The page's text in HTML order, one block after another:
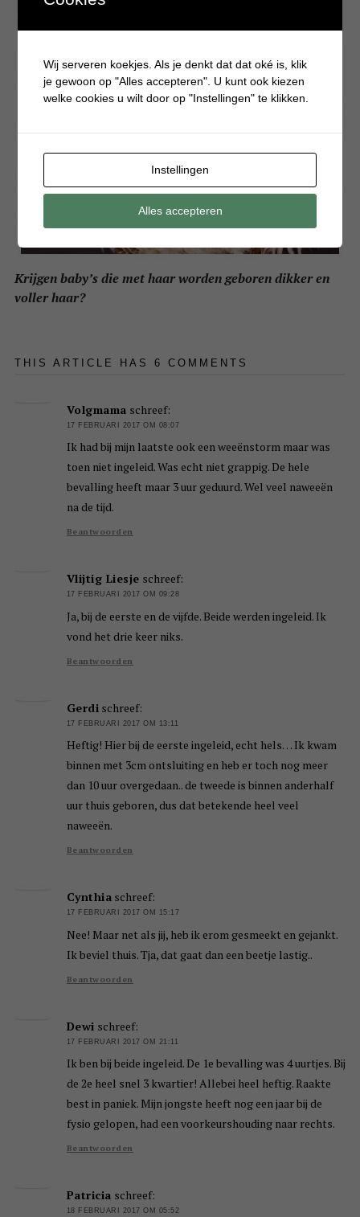
Krijgen baby’s die met haar worden geboren dikker en
voller haar?
THIS ARTICLE HAS 6 COMMENTS
Volgmama schreef:
17 FEBRUARI 2017 OM 08:07
Ik had bij mijn laatste ook een weeënstorm maar was
toen niet ingeleid. Was echt niet grappig. De hele
bevalling heeft maar 3 uur geduurd. Wel veel naweeën
na de tijd.
Beantwoorden
Vlijtig Liesje schreef:
17 FEBRUARI 2017 OM 09:28
Ja, bij de eerste en de vijfde. Beide werden ingeleid. Ik
vond het drie keer niks.
Beantwoorden
Gerdi schreef:
17 FEBRUARI 2017 OM 13:11
Heftig! Hier bij de eerste ingeleid, echt hels… Ik kwam
binnen met 3cm ontsluiting en heb er toch nog meer
dan 10 uur overgedaan.. de tweede is binnen anderhalf
uur thuis geboren, dus dat betekende heel veel
naweeën.
Beantwoorden
Cynthia schreef:
17 FEBRUARI 2017 OM 15:17
Nee! Maar net als jij, heb ik erom gesmeekt en gejankt.
Ik beviel thuis. Tja, dat gaat dan een beetje lastig..
Beantwoorden
Dewi schreef:
17 FEBRUARI 2017 OM 21:11
Ik ben bij beide ingeleid. De 1e bevalling was 4 uurtjes. Bij
de 2e heel snel 3 kwartier! Allebei heel heftig. Raakte
best in paniek. Mijn jongste heeft nog een jaar bij de
fysio gelopen, had een voorkeurshouding naar rechts.
Beantwoorden
Patricia schreef:
18 FEBRUARI 2017 OM 05:52
Wij serveren koekjes. Als je denkt dat dat oké is, klik
je gewoon op "Alles accepteren". U kunt ook kiezen
welke cookies u wilt door op "Instellingen" te klikken.
Instellingen
Alles accepteren